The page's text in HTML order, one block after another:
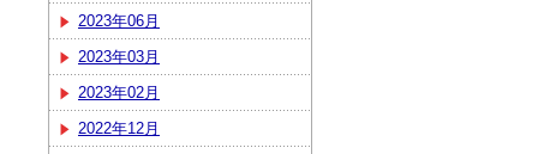
2023年06月
2023年03月
2023年02月
2022年12月